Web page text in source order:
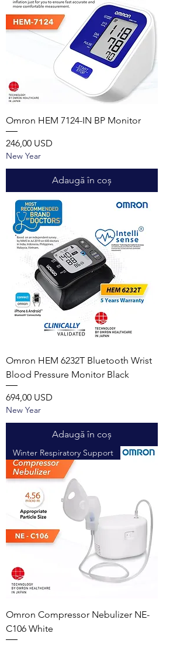
Omron HEM 7124-IN BP Monitor
Preț
246,00 USD
New Year
Adaugă în coș
Omron HEM 6232T Bluetooth Wrist
Blood Pressure Monitor Black
Preț
694,00 USD
New Year
Adaugă în coș
Winter Respiratory Support
Omron Compressor Nebulizer NE-
C106 White